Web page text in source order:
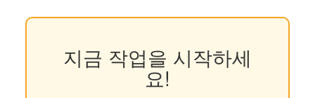
지금 작업을 시작하세
요!